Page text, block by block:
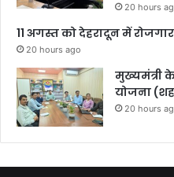
20 hours
11 अगस्त को देहरादून में
20 hours ago
मुख्यमंत्री
योजना
20 hours